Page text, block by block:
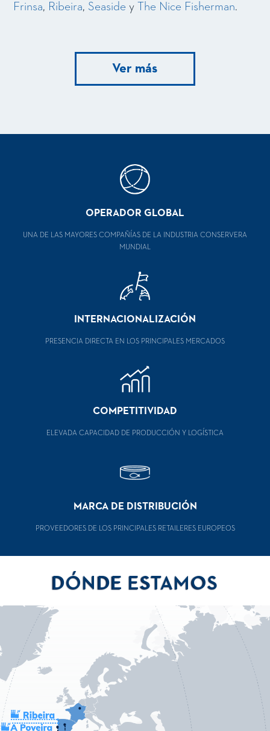
Frinsa, Ribeira, Seaside y The Nice Fisherman.​
Ver más
OPERADOR GLOBAL
UNA DE LAS MAYORES COMPAÑÍAS DE LA INDUSTRIA CONSERVERA
MUNDIAL
INTERNACIONALIZACIÓN
PRESENCIA DIRECTA EN LOS PRINCIPALES MERCADOS
COMPETITIVIDAD
ELEVADA CAPACIDAD DE PRODUCCIÓN Y LOGÍSTICA
MARCA DE DISTRIBUCIÓN
PROVEEDORES DE LOS PRINCIPALES RETAILERES EUROPEOS
DÓNDE ESTAMOS